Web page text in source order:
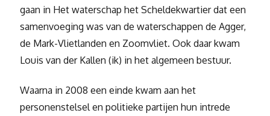
gaan in Het waterschap het Scheldekwartier dat een
samenvoeging was van de waterschappen de Agger,
de Mark-Vlietlanden en Zoomvliet. Ook daar kwam
Louis van der Kallen (ik) in het algemeen bestuur.
Waarna in 2008 een einde kwam aan het
personenstelsel en politieke partijen hun intrede